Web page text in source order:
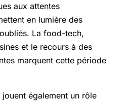
aux attentes
en lumière des
La food-tech,
et le recours à des
marquent cette période
également un rôle